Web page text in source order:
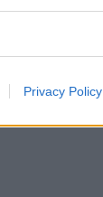
Privacy Policy